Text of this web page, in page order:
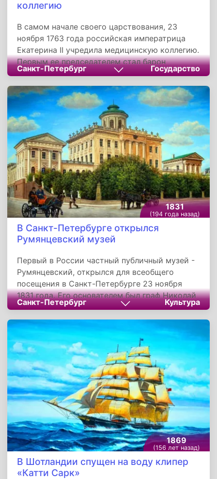
и калмыцкого хана Аюку.
коллегию
В самом начале своего царствования, 23
ноября 1763 года российская императрица
Екатерина II учредила медицинскую коллегию.
Первым ее председателем стал барон
Александр Иванович Черкасов. Именно он
поднял вопрос о срочной необходимости
делать прививки оспы с целью защитить
население страны от этой страшной болезни.
Санкт-Петербург Государство
1831
(194 года назад)
В Санкт-Петербурге открылся
Румянцевский музей
Первый в России частный публичный музей -
Румянцевский, открылся для всеобщего
посещения в Санкт-Петербурге 23 ноября
1831 года. Его основателем был граф Николай
Румянцев - блестящий дипломат, выдающийся
государственный деятель, коллекционер,
ученый, меценат. Целью создания музея стало
служение Отечеству «на благое
просвещение».
Санкт-Петербург Культура
1869
(156 лет назад)
В Шотландии спущен на воду клипер
«Катти Сарк»